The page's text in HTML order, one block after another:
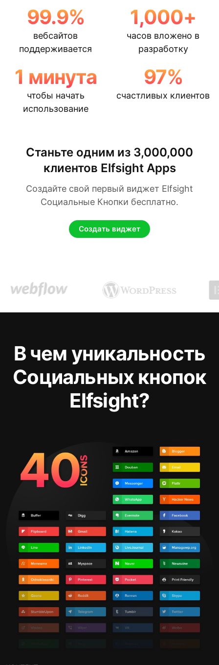
99.9%
вебсайтов
поддерживается
1,000+
часов вложено в
разработку
1 минута
чтобы начать
использование
97%
счастливых клиентов
Станьте одним из 3,000,000
клиентов Elfsight Apps
Создайте свой первый виджет Elfsight
Социальные Кнопки бесплатно.
Создать виджет
В чем уникальность
Социальных кнопок
Elfsight?